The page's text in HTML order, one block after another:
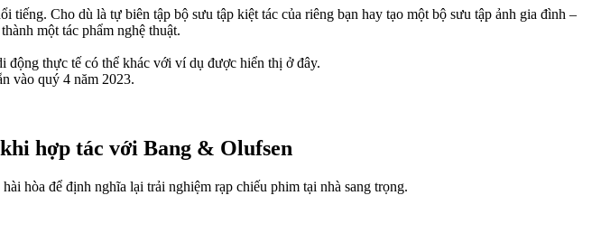
Cho dù là tự biên tập bộ sưu tập kiệt tác của riêng bạn hay tạo một bộ sưu tập ảnh gia đình –
một tác phẩm nghệ thuật.
thực tế có thể khác với ví dụ được hiển thị ở đây.
vào quý 4 năm 2023.
hợp tác với Bang & Olufsen
hòa để định nghĩa lại trải nghiệm rạp chiếu phim tại nhà sang trọng.